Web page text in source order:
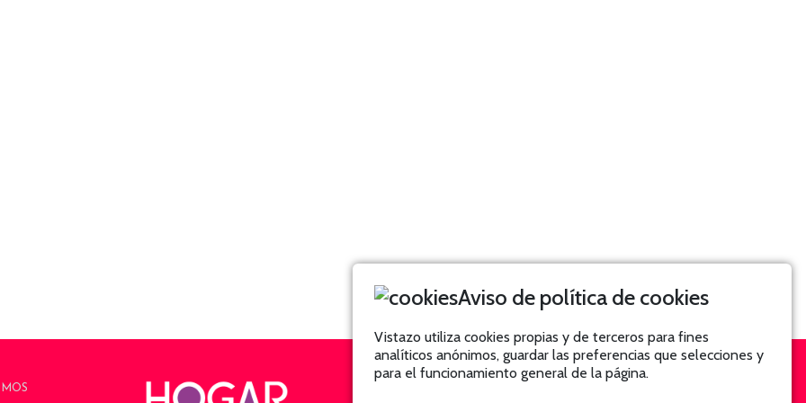
Aviso de política de cookies
Vistazo utiliza cookies propias y de terceros para fines
analíticos anónimos, guardar las preferencias que selecciones y
para el funcionamiento general de la página.